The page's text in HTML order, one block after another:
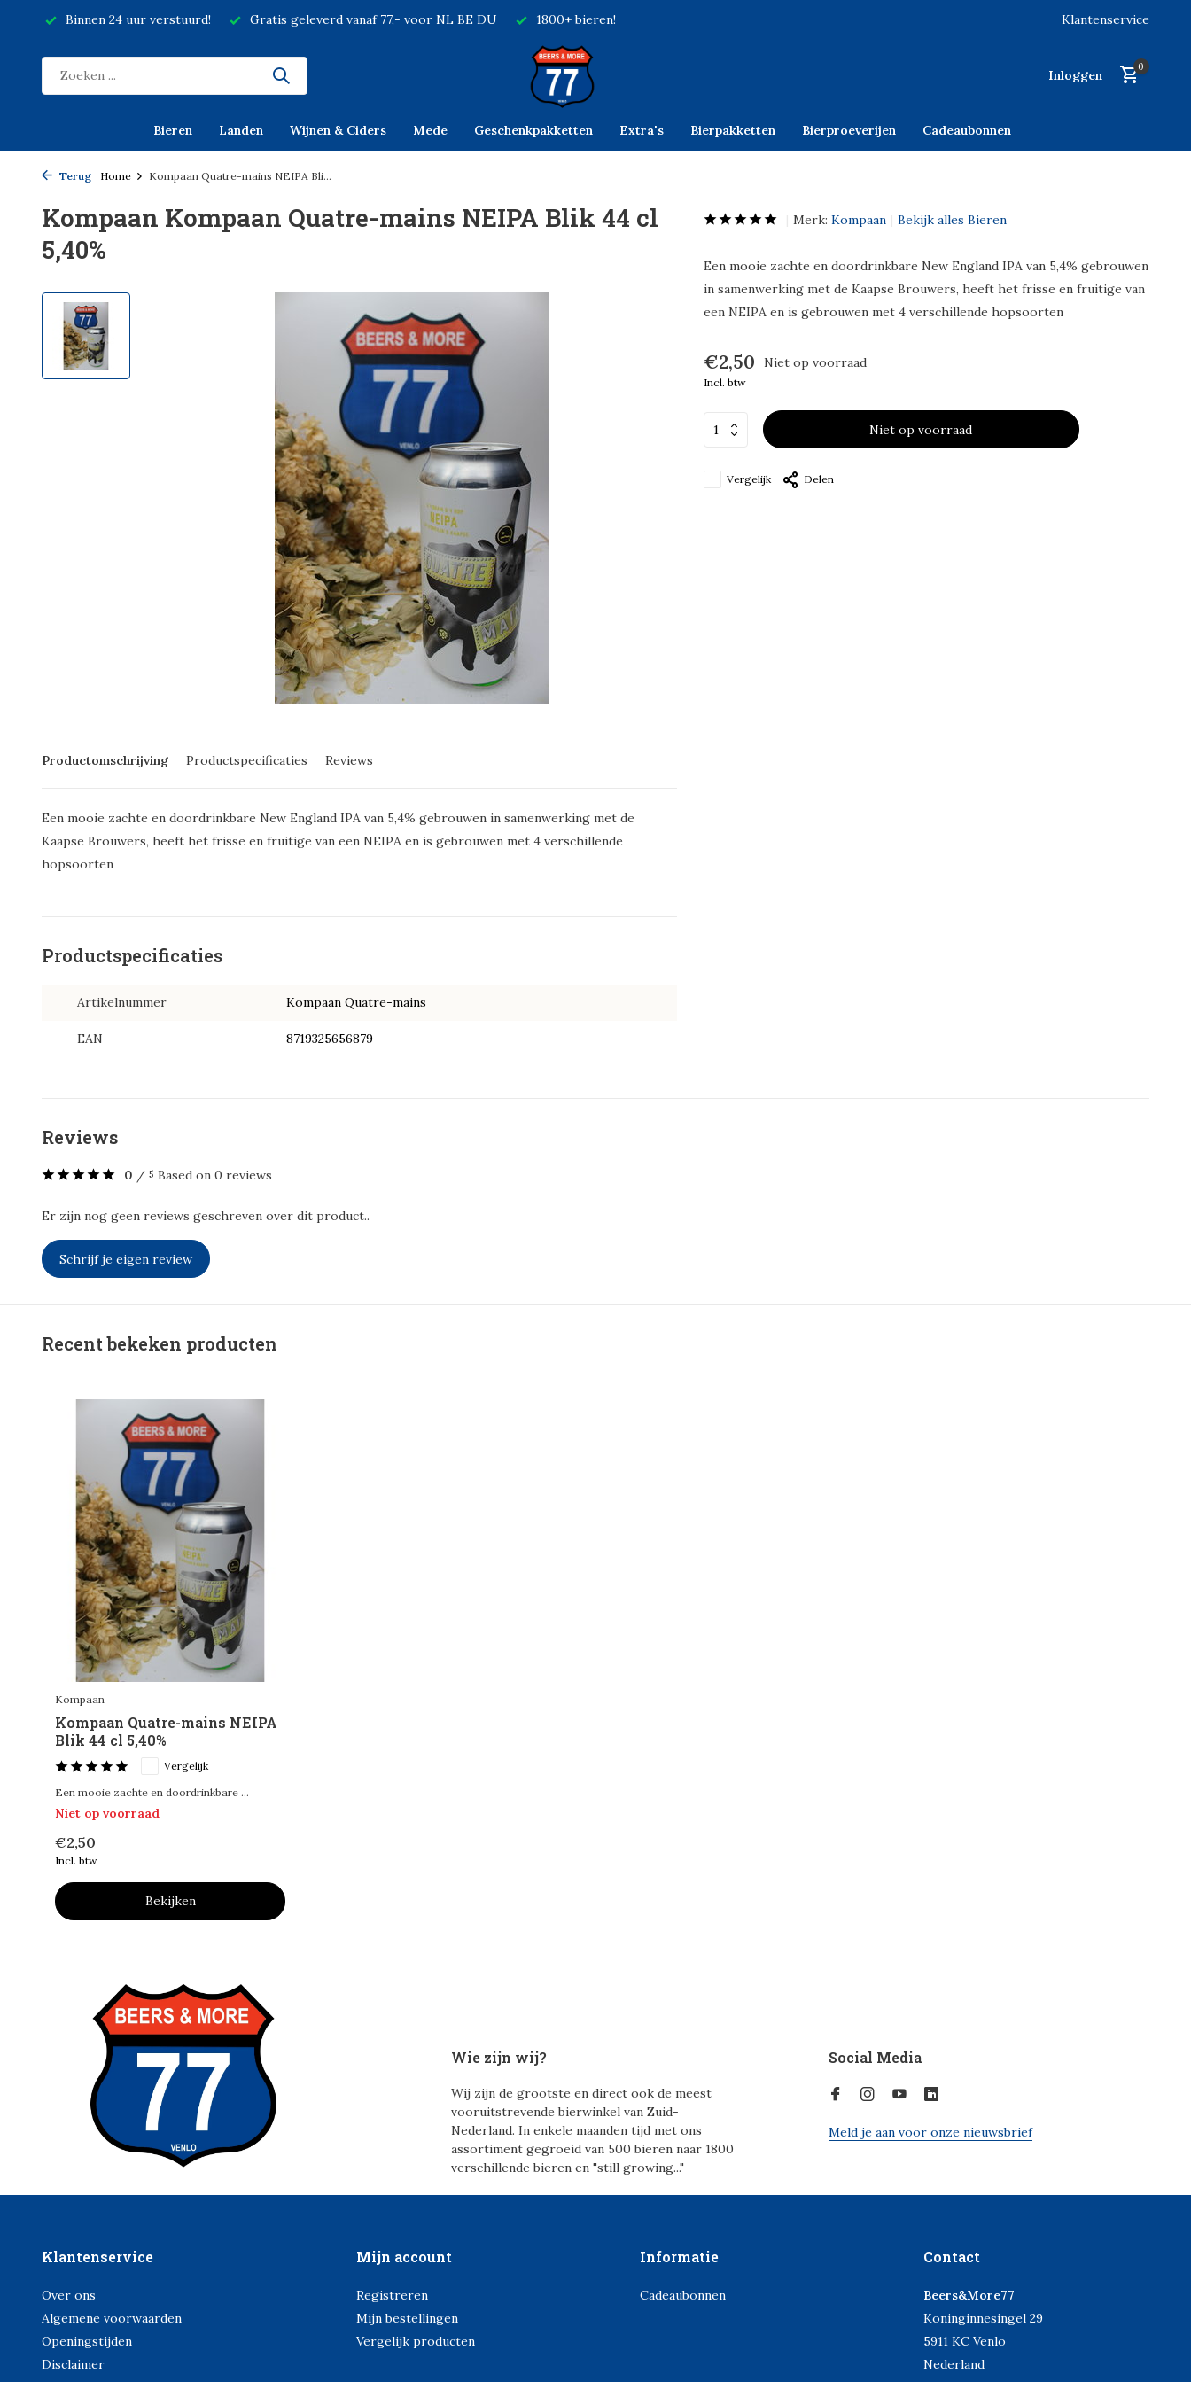
Binnen 24 uur verstuurd! Gratis geleverd vanaf 77,- voor NL BE DU 1800+ bieren! Klantenservice
Inloggen
0
Bieren Landen Wijnen & Ciders Mede Geschenkpakketten Extra's Bierpakketten Bierproeverijen Cadeaubonnen
Terug Home Kompaan Quatre-mains NEIPA Bli...
Kompaan Kompaan Quatre-mains NEIPA Blik 44 cl
5,40%
Productomschrijving Productspecificaties Reviews
Een mooie zachte en doordrinkbare New England IPA van 5,4% gebrouwen in samenwerking met de
Kaapse Brouwers, heeft het frisse en fruitige van een NEIPA en is gebrouwen met 4 verschillende
hopsoorten
Productspecificaties
Artikelnummer Kompaan Quatre-mains
EAN 8719325656879
Merk: Kompaan Bekijk alles Bieren
Een mooie zachte en doordrinkbare New England IPA van 5,4% gebrouwen
in samenwerking met de Kaapse Brouwers, heeft het frisse en fruitige van
een NEIPA en is gebrouwen met 4 verschillende hopsoorten
€2,50 Niet op voorraad
Incl. btw
Niet op voorraad
Vergelijk Delen
Reviews
0 / 5 Based on 0 reviews
Er zijn nog geen reviews geschreven over dit product..
Schrijf je eigen review
Recent bekeken producten
Kompaan
Kompaan Quatre-mains NEIPA
Blik 44 cl 5,40%
Vergelijk
Een mooie zachte en doordrinkbare ...
Niet op voorraad
€2,50
Incl. btw
Bekijken
Wie zijn wij?
Wij zijn de grootste en direct ook de meest
vooruitstrevende bierwinkel van Zuid-
Nederland. In enkele maanden tijd met ons
assortiment gegroeid van 500 bieren naar 1800
verschillende bieren en "still growing..."
Social Media
Meld je aan voor onze nieuwsbrief
Klantenservice
Over ons
Algemene voorwaarden
Openingstijden
Disclaimer
Mijn account
Registreren
Mijn bestellingen
Vergelijk producten
Informatie
Cadeaubonnen
Contact
Beers&More77
Koninginnesingel 29
5911 KC Venlo
Nederland